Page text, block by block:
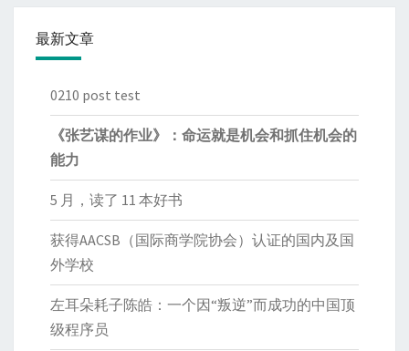
最新文章
0210 post test
《张艺谋的作业》：命运就是机会和抓住机会的
能力
5 月，读了 11 本好书
获得AACSB（国际商学院协会）认证的国内及国
外学校
左耳朵耗子陈皓：一个因“叛逆”而成功的中国顶
级程序员